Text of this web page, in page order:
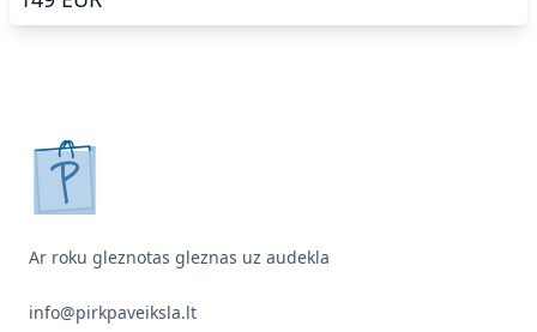
pirkpaveiksla.lt
Ar roku gleznotas gleznas uz audekla
info@pirkpaveiksla.lt